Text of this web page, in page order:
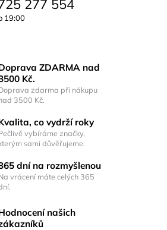
277 554
19:00
ZDARMA nad
Kč.
zdarma při nákupu
3500 Kč.
co vydrží roky
vybíráme značky,
sami důvěřujeme.
dní na rozmyšlenou
vrácení máte celých 365
našich